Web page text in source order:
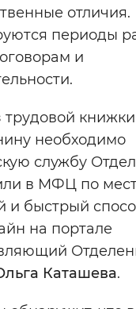
отличия.
периоды
и
трудовой
необходимо
службу
в МФЦ по
и быстрый
на портале
Каташева.